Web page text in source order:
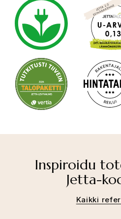
Inspiroidu
Jetta-
Kaikki